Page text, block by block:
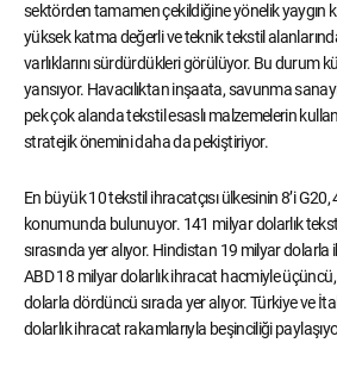
sektörden tamamen çekildiğine yönelik yaygın
yüksek katma değerli ve teknik tekstil
varlıklarını sürdürdükleri görülüyor. Bu durum
yansıyor. Havacılıktan inşaata, savunma
pek çok alanda tekstil esaslı malzemelerin
stratejik önemini daha da pekiştiriyor.
En büyük 10 tekstil ihracatçısı ülkesinin 8’i G20,
konumunda bulunuyor. 141 milyar dolarlık
sırasında yer alıyor. Hindistan 19 milyar dolarla
ABD 18 milyar dolarlık ihracat hacmiyle
dolarla dördüncü sırada yer alıyor. Türkiye ve
dolarlık ihracat rakamlarıyla beşinciliği